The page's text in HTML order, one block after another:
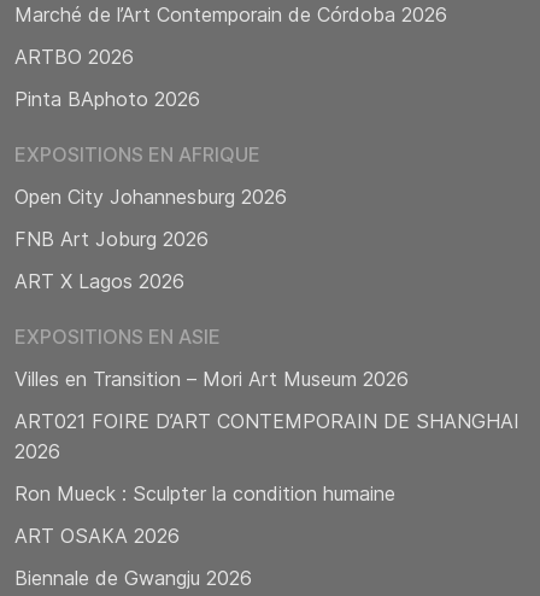
Marché de l’Art Contemporain de Córdoba 2026
ARTBO 2026
Pinta BAphoto 2026
EXPOSITIONS EN AFRIQUE
Open City Johannesburg 2026
FNB Art Joburg 2026
ART X Lagos 2026
EXPOSITIONS EN ASIE
Villes en Transition – Mori Art Museum 2026
ART021 FOIRE D’ART CONTEMPORAIN DE SHANGHAI
2026
Ron Mueck : Sculpter la condition humaine
ART OSAKA 2026
Biennale de Gwangju 2026